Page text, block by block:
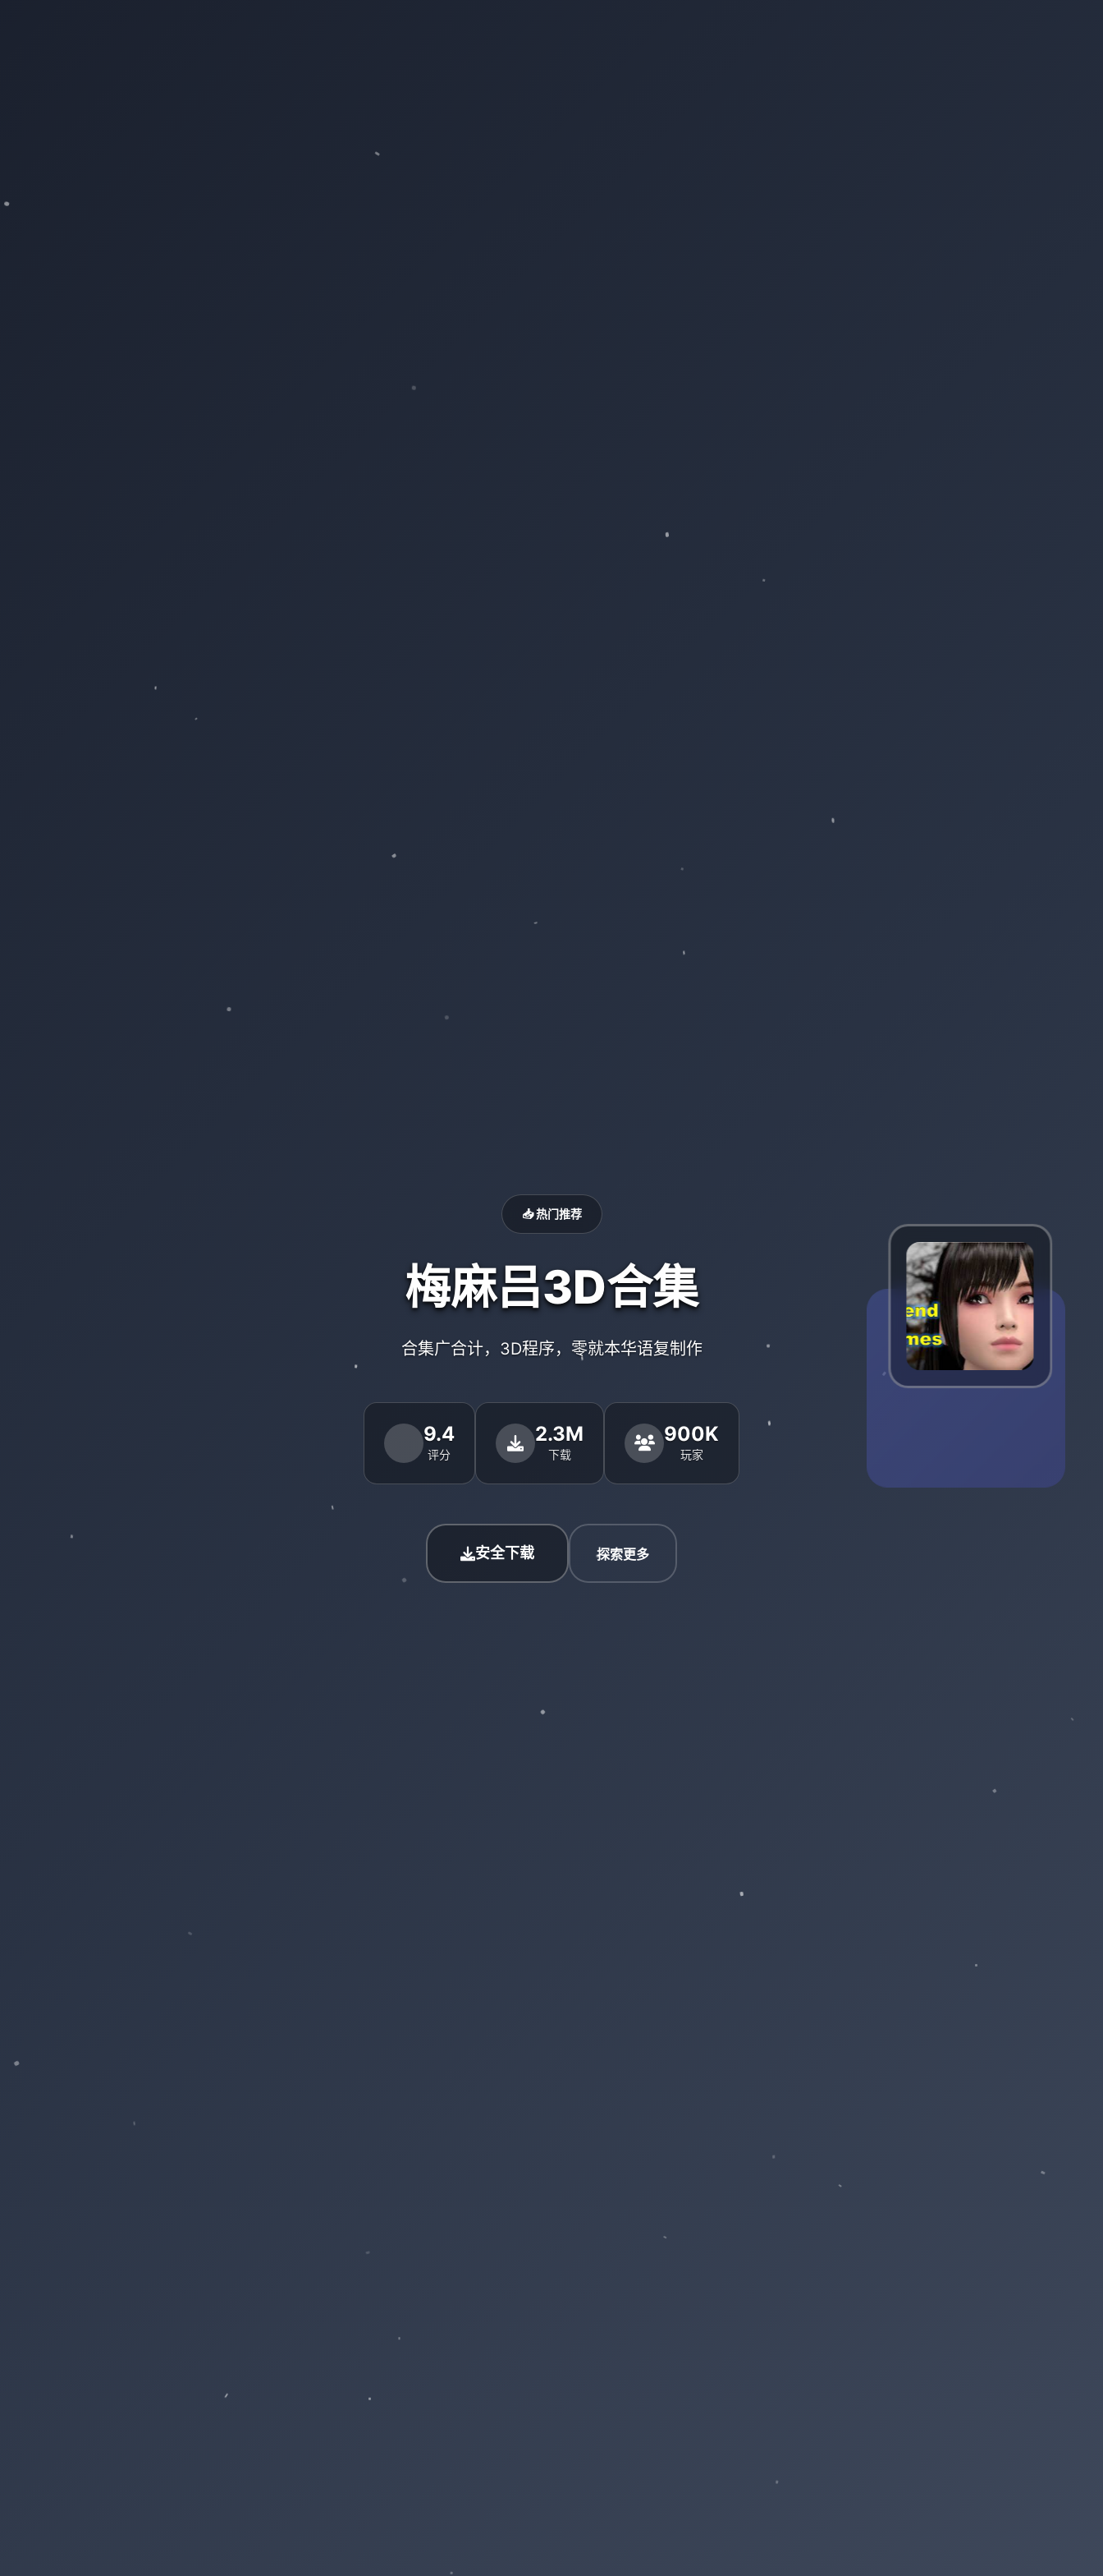
📥 热门推荐
梅麻吕3D合集
合集广合计，3D程序，零就本华语复制作
9.4
评分
2.3M
下载
900K
玩家
安全下载 探索更多